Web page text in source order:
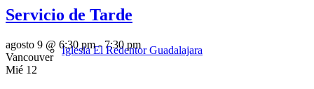
Iglesia El Redentor Guadalajara
Servicio de Tarde
agosto 9 @ 6:30 pm- 7:30 pm
Vancouver
Mié 12